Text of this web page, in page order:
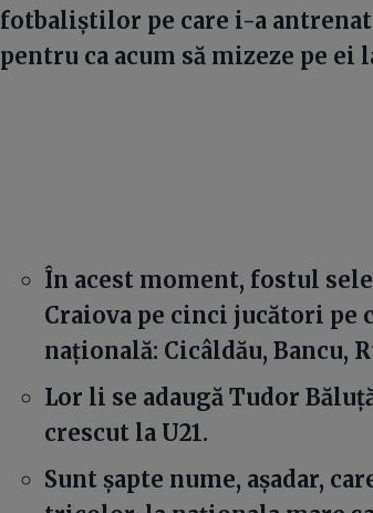
fotbaliștilor pe care i-a
pentru ca acum să mizeze pe ei
În acest moment, fostul
Craiova pe cinci jucători
națională: Cicâldău, Bancu,
Lor li se adaugă Tudor
crescut la U21.
Sunt șapte nume, așadar,